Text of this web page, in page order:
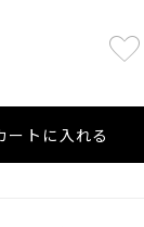
ートに入れる